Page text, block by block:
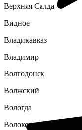
Верхняя Салда
Видное
Владикавказ
Владимир
Волгодонск
Волжский
Вологда
Волоколамск